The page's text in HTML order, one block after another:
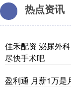
热点资讯
佳禾配资 泌尿外
尽快手术吧
盈利通 月薪1万是